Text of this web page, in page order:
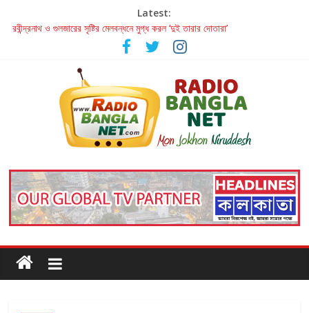
Latest:
রবীন্দ্রনাথ ও গুলজারের সৃষ্টির মেলবন্ধনে মুগ্ধ করল ‘দুই তারার দোতারা’
কলের গান থেকে রীলস্ — বাঙালির গান শোনার বিবর্তনের গল্প
জগন্নাথমঙ্গলম্ — বাংলায় প্রথমবার মঞ্চে এবার রথযাত্রার উদযাপন
Retribution: A Thought-Provoking Short Film That Challenges
Our Understanding of Justice
হাওয়া বদলের টলিউডে ‘তুমি এলে তাই’